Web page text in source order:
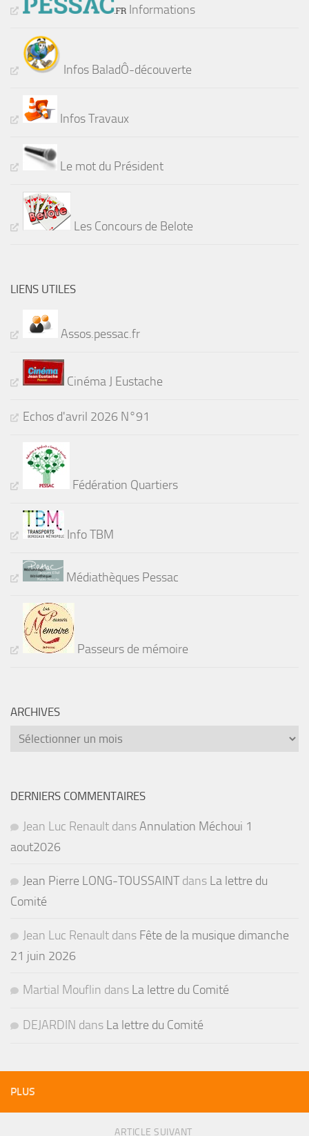
Informations
Infos BaladÔ-découverte
Infos Travaux
Le mot du Président
Les Concours de Belote
LIENS UTILES
Assos.pessac.fr
Cinéma J Eustache
Echos d'avril 2026 N°91
Fédération Quartiers
Info TBM
Médiathèques Pessac
Passeurs de mémoire
ARCHIVES
Archives
DERNIERS COMMENTAIRES
Jean Luc Renault dansAnnulation Méchoui 1
aout2026
Jean Pierre LONG-TOUSSAINTdans La lettre du
Comité
Jean Luc Renault dans Fête de la musique dimanche
21 juin 2026
Martial Mouflin dans La lettre du Comité
DEJARDIN dans La lettre du Comité
PLUS
ARTICLE SUIVANT